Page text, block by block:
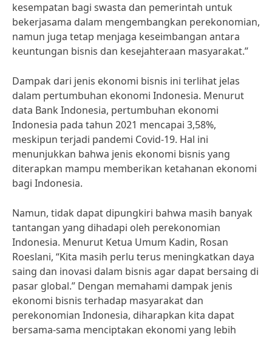
kesempatan bagi swasta dan pemerintah untuk
bekerjasama dalam mengembangkan perekonomian,
namun juga tetap menjaga keseimbangan antara
keuntungan bisnis dan kesejahteraan masyarakat.”
Dampak dari jenis ekonomi bisnis ini terlihat jelas
dalam pertumbuhan ekonomi Indonesia. Menurut
data Bank Indonesia, pertumbuhan ekonomi
Indonesia pada tahun 2021 mencapai 3,58%,
meskipun terjadi pandemi Covid-19. Hal ini
menunjukkan bahwa jenis ekonomi bisnis yang
diterapkan mampu memberikan ketahanan ekonomi
bagi Indonesia.
Namun, tidak dapat dipungkiri bahwa masih banyak
tantangan yang dihadapi oleh perekonomian
Indonesia. Menurut Ketua Umum Kadin, Rosan
Roeslani, “Kita masih perlu terus meningkatkan daya
saing dan inovasi dalam bisnis agar dapat bersaing di
pasar global.” Dengan memahami dampak jenis
ekonomi bisnis terhadap masyarakat dan
perekonomian Indonesia, diharapkan kita dapat
bersama-sama menciptakan ekonomi yang lebih